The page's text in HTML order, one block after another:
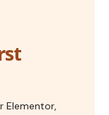
Elementor,